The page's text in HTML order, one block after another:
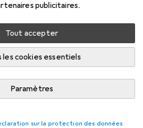
publicitaires.
Tout accepter
les cookies essentiels
Paramètres
sur la protection des données